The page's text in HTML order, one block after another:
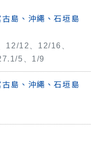
古島、沖繩、石垣島
12/12、12/16、
5、1/9
古島、沖繩、石垣島